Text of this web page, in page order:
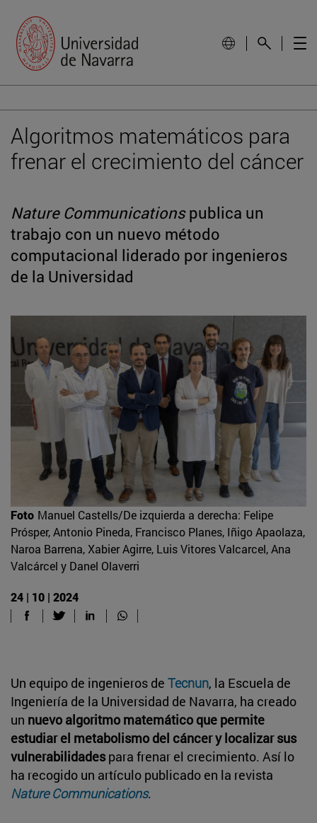
Algoritmos matemáticos para
frenar el crecimiento del cáncer
Nature Communicationspublica un
trabajo con un nuevo método
computacional liderado por ingenieros
de la Universidad
Foto Manuel Castells/De izquierda a derecha: Felipe
Prósper, Antonio Pineda, Francisco Planes, Iñigo Apaolaza,
Naroa Barrena, Xabier Agirre, Luis Vitores Valcarcel, Ana
Valcárcel y Danel Olaverri
24 | 10 | 2024
Un equipo de ingenieros de Tecnun, la Escuela de
Ingeniería de la Universidad de Navarra, ha creado
un nuevo algoritmo matemático que permite
estudiar el metabolismo del cáncer y localizar sus
vulnerabilidadespara frenar el crecimiento. Así lo
ha recogido un artículo publicado en la revista
Nature Communications.